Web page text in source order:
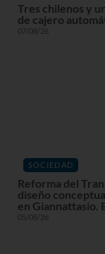
Tres chilenos y
de cajero
07/08/26
SOCIEDAD
Reforma del
diseño
en Giannattasio.
05/08/26